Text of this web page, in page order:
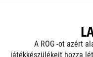
A ROG -ot azért
játékkészülékeit hozza